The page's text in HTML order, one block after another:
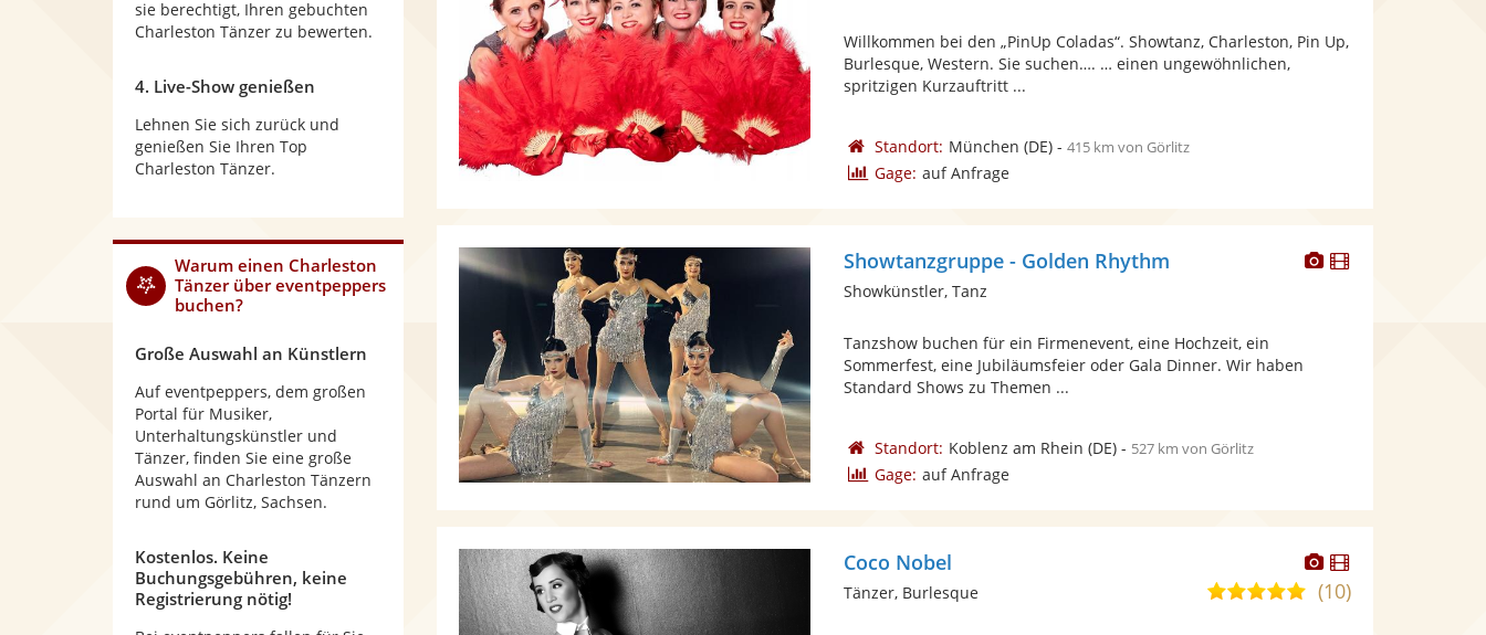
stellt
bereit.
5
Willkommen bei den „PinUp Coladas“. Showtanz, Charleston, Pin Up,
Burlesque, Western. Sie suchen…. … einen ungewöhnlichen,
spritzigen Kurzauftritt ...
Standort: München (DE)- 415 km von Görlitz
Gage: auf Anfrage
DieserDieser
Showtanzgruppe - Golden Rhythm
Showkünstler, Tanz
Tanzshow buchen für ein Firmenevent, eine Hochzeit, ein
Sommerfest, eine Jubiläumsfeier oder Gala Dinner. Wir haben
Standard Shows zu Themen ...
Standort: Koblenz am Rhein (DE)- 527 km von Görlitz
Gage: auf Anfrage
Dieser
Künstler
stellt
Dieser
Künstler
Coco Nobel
5,0(10)
Tänzer, Burlesque
sie berechtigt, Ihren gebuchten
Charleston Tänzer zu bewerten.
4. Live-Show genießen
Lehnen Sie sich zurück und
genießen Sie Ihren Top
Charleston Tänzer.
Warum einen Charleston
Tänzerüber eventpeppers
buchen?
Große Auswahl an Künstlern
Auf eventpeppers, dem großen
Portal für Musiker,
Unterhaltungskünstler und
Tänzer, finden Sie eine große
Auswahl an Charleston Tänzern
rund um Görlitz, Sachsen.
Kostenlos. Keine
Buchungsgebühren, keine
Registrierung nötig!